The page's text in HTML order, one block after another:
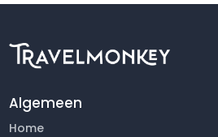
Algemeen
Home